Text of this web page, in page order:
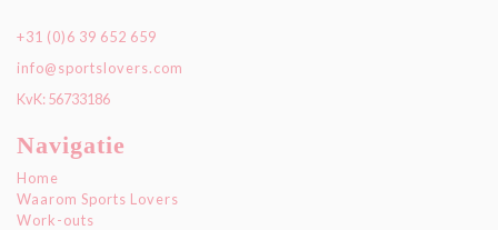
+31 (0)6 39 652 659
info@sportslovers.com
KvK: 56733186
Navigatie
Home
Waarom Sports Lovers
Work-outs